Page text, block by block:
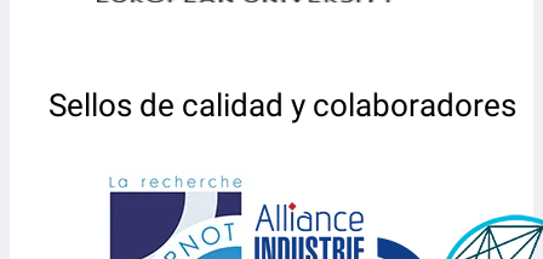
Sellos de calidad y colaboradores